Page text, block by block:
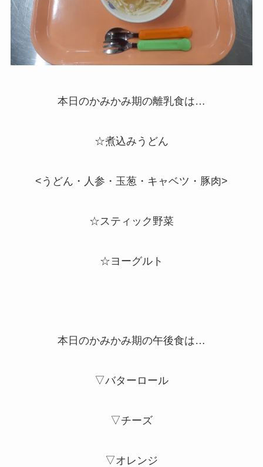
本日のかみかみ期の離乳食は…
☆煮込みうどん
<うどん・人参・玉葱・キャベツ・豚肉>
☆スティック野菜
☆ヨーグルト
本日のかみかみ期の午後食は…
▽バターロール
▽チーズ
▽オレンジ